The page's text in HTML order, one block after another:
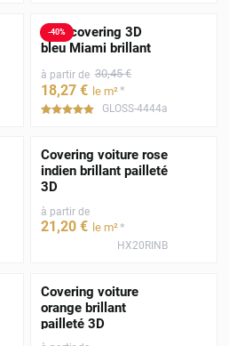
-40%
Film covering 3D
bleu Miami brillant
à partir de 30,45 €
18,27 € le m²*
*****
GLOSS-4444a
Covering voiture rose
indien brillant pailleté
3D
à partir de
21 ,20 € le m²*
HX20RINB
Covering voiture
orange brillant
pailleté 3D